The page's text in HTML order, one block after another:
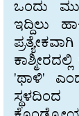
ಒಂದು
ಇದ್ದಿಲು
'ಥಾಳಿ'